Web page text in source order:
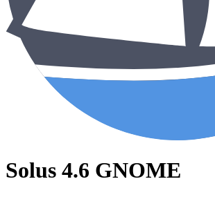
Solus 4.6 GNOME